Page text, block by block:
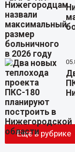
Еще в рубрике